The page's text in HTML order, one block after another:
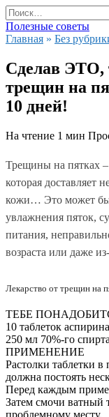
Перейти
к
содержанию
Search
for:
Полезные советы
Главная » Без
Сделав ЭТО,
трещин на
10 дней!
На чтение 1 мин
Трещины на пятках
которая доставляет
кожи… Это может
увлажнения пяток,
питания,
возраста или даже
Лекарство от трещин на
ТЕБЕ
10 таблеток аспирина
250 мл 70%-го спирта
ПРИМЕНЕНИЕ
Растолки таблетки
должна постоять
Перед каждым
Затем смочи ватный
проблемному месту.